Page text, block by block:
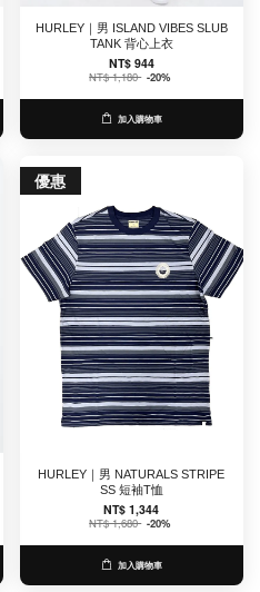
HURLEY｜男 ISLAND VIBES SLUB
TANK 背心上衣
NT$ 944
NT$ 1,180 -20%
加入購物車
優惠
HURLEY｜男 NATURALS STRIPE
SS 短袖T恤
NT$ 1,344
NT$ 1,680 -20%
加入購物車